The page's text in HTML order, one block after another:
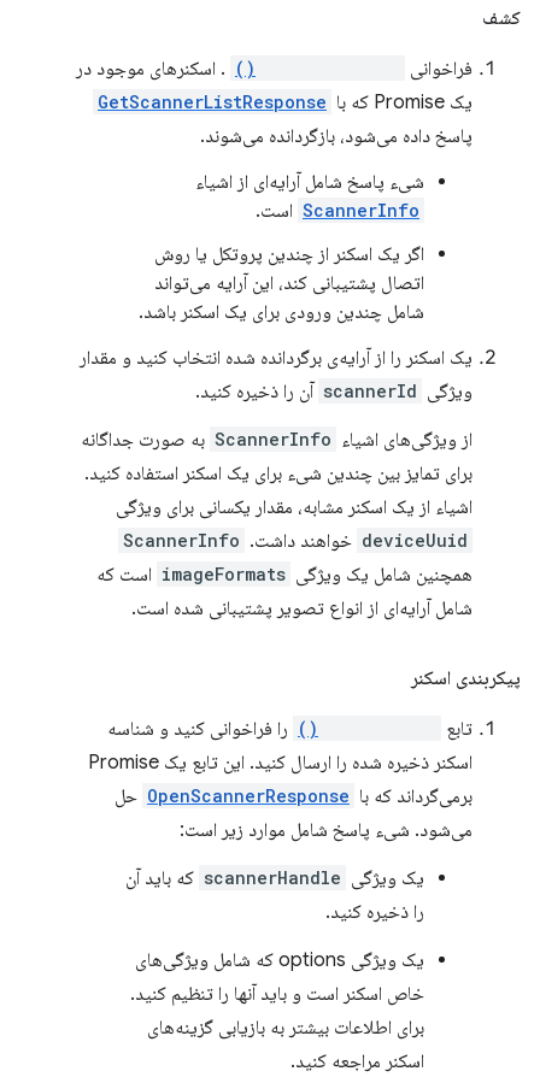
کشف
فراخوانی
. اسکنرهای موجود در
یک Promise که با
GetScannerListResponse
پاسخ داده می‌شود، بازگردانده می‌شوند.
شیء پاسخ شامل آرایه‌ای از اشیاء
ScannerInfo است.
اگر یک اسکنر از چندین پروتکل یا روش
اتصال پشتیبانی کند، این آرایه می‌تواند
شامل چندین ورودی برای یک اسکنر باشد.
یک اسکنر را از آرایه‌ی برگردانده شده انتخاب کنید و مقدار
ویژگی scannerId آن را ذخیره کنید.
از ویژگی‌های اشیاء ScannerInfo به صورت جداگانه
برای تمایز بین چندین شیء برای یک اسکنر استفاده کنید.
اشیاء از یک اسکنر مشابه، مقدار یکسانی برای ویژگی
deviceUuid خواهند داشت. ScannerInfo
همچنین شامل یک ویژگی imageFormats است که
شامل آرایه‌ای از انواع تصویر پشتیبانی شده است.
پیکربندی اسکنر
تابع
را فراخوانی کنید و شناسه
اسکنر ذخیره شده را ارسال کنید. این تابع یک Promise
برمی‌گرداند که با OpenScannerResponse حل
می‌شود. شیء پاسخ شامل موارد زیر است:
یک ویژگی scannerHandle که باید آن
را ذخیره کنید.
یک ویژگی options که شامل ویژگی‌های
خاص اسکنر است و باید آنها را تنظیم کنید.
برای اطلاعات بیشتر به بازیابی گزینه‌های
اسکنر مراجعه کنید.